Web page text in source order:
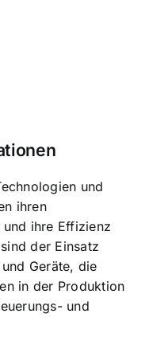
und
ihren
ihre Effizienz
der Einsatz
Geräte, die
in der Produktion
und